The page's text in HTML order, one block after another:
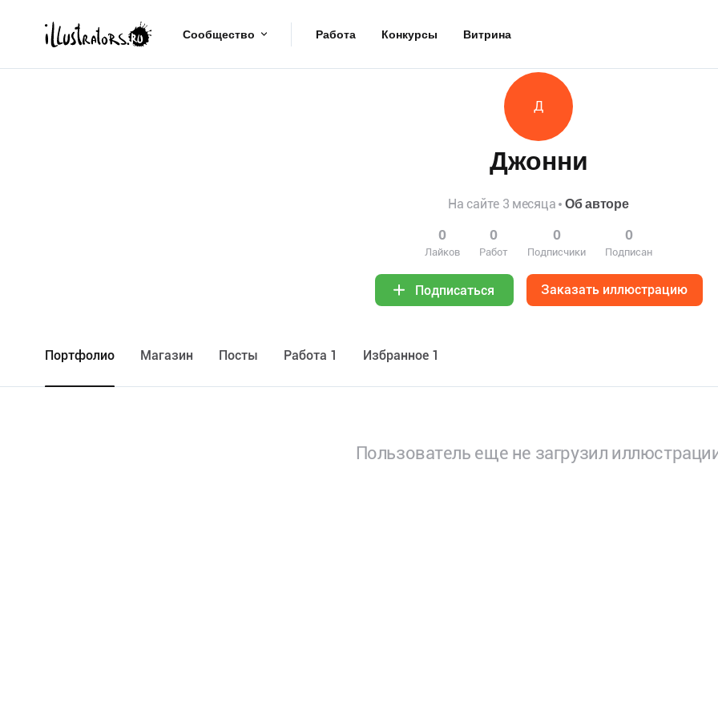
Сообщество Работа Конкурсы Витрина
Д
Джонни
На сайте 3 месяца Об авторе
0
Лайков
0
Работ
0
Подписчики
0
Подписан
Подписаться Заказать иллюстрацию
Портфолио Maгазин Посты Работа 1 Избранное 1
Пользователь еще не загрузил